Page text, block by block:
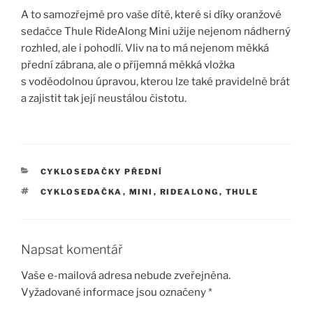
A to samozřejmě pro vaše dítě, které si díky oranžové
sedačce Thule RideAlong Mini užije nejenom nádherný
rozhled, ale i pohodlí. Vliv na to má nejenom měkká
přední zábrana, ale o příjemná měkká vložka
s voděodolnou úpravou, kterou lze také pravidelně brát
a zajistit tak její neustálou čistotu.
RUBRIKY
CYKLOSEDAČKY PŘEDNÍ
ŠTÍTKY
CYKLOSEDAČKA , MINI , RIDEALONG , THULE
Napsat komentář
Vaše e-mailová adresa nebude zveřejněna.
Vyžadované informace jsou označeny*